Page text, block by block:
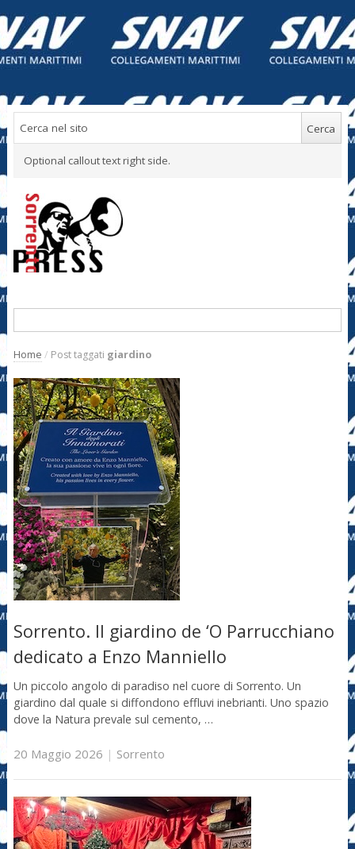
Optional callout text right side.
Home / Post taggati giardino
Sorrento. Il giardino de ‘O Parrucchiano
dedicato a Enzo Manniello
Un piccolo angolo di paradiso nel cuore di Sorrento. Un
giardino dal quale si diffondono effluvi inebrianti. Uno spazio
dove la Natura prevale sul cemento, …
20 Maggio 2026 | Sorrento